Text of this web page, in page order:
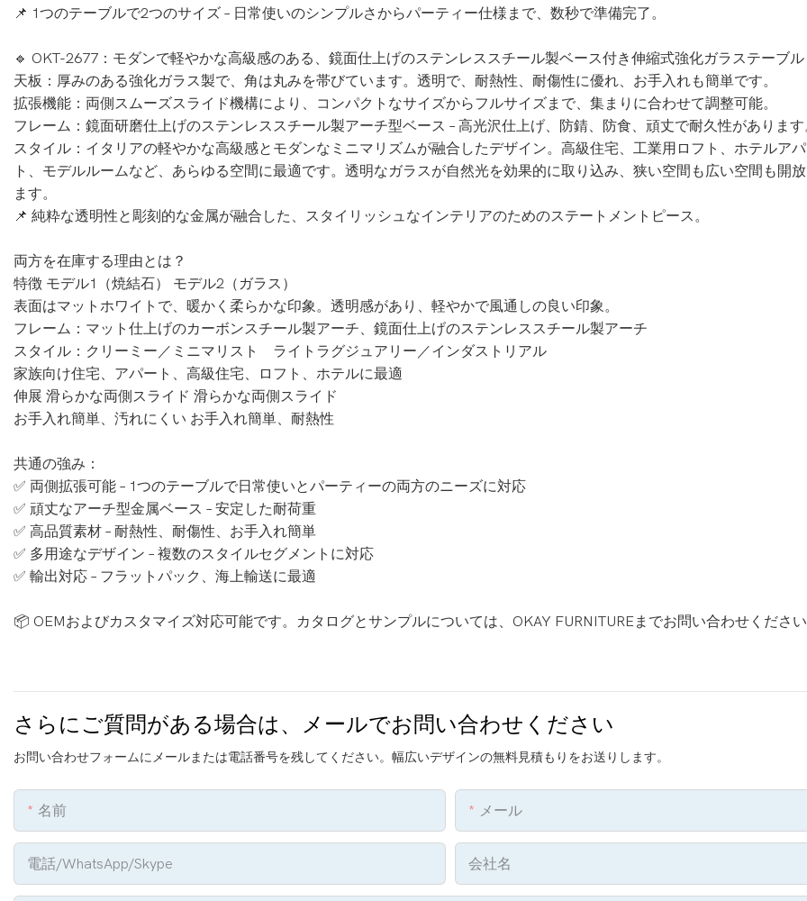
📌 1つのテーブルで2つのサイズ – 日常使いのシンプルさからパーティー仕様まで、数秒で準備完了。
🔹 OKT-2677：モダンで軽やかな高級感のある、鏡面仕上げのステンレススチール製ベース付き伸縮式強化ガラステーブル
天板：厚みのある強化ガラス製で、角は丸みを帯びています。透明で、耐熱性、耐傷性に優れ、お手入れも簡単です。
拡張機能：両側スムーズスライド機構により、コンパクトなサイズからフルサイズまで、集まりに合わせて調整可能。
フレーム：鏡面研磨仕上げのステンレススチール製アーチ型ベース – 高光沢仕上げ、防錆、防食、頑丈で耐久性がありま
スタイル：イタリアの軽やかな高級感とモダンなミニマリズムが融合したデザイン。高級住宅、工業用ロフト、ホテルア
ト、モデルルームなど、あらゆる空間に最適です。透明なガラスが自然光を効果的に取り込み、狭い空間も広い空間も開
ます。
📌 純粋な透明性と彫刻的な金属が融合した、スタイリッシュなインテリアのためのステートメントピース。
両方を在庫する理由とは？
特徴 モデル1（焼結石） モデル2（ガラス）
表面はマットホワイトで、暖かく柔らかな印象。透明感があり、軽やかで風通しの良い印象。
フレーム：マット仕上げのカーボンスチール製アーチ、鏡面仕上げのステンレススチール製アーチ
スタイル：クリーミー／ミニマリスト ライトラグジュアリー／インダストリアル
家族向け住宅、アパート、高級住宅、ロフト、ホテルに最適
伸展 滑らかな両側スライド 滑らかな両側スライド
お手入れ簡単、汚れにくい お手入れ簡単、耐熱性
共通の強み：
✅ 両側拡張可能 – 1つのテーブルで日常使いとパーティーの両方のニーズに対応
✅ 頑丈なアーチ型金属ベース – 安定した耐荷重
✅ 高品質素材 – 耐熱性、耐傷性、お手入れ簡単
✅ 多用途なデザイン – 複数のスタイルセグメントに対応
✅ 輸出対応 – フラットパック、海上輸送に最適
📦 OEMおよびカスタマイズ対応可能です。カタログとサンプルについては、OKAY FURNITUREまでお問い合わせくださ
さらにご質問がある場合は、メールでお問い合わせください
お問い合わせフォームにメールまたは電話番号を残してください。幅広いデザインの無料見積もりをお送りします。
名前 メール
電話/WhatsApp/Skype 会社名